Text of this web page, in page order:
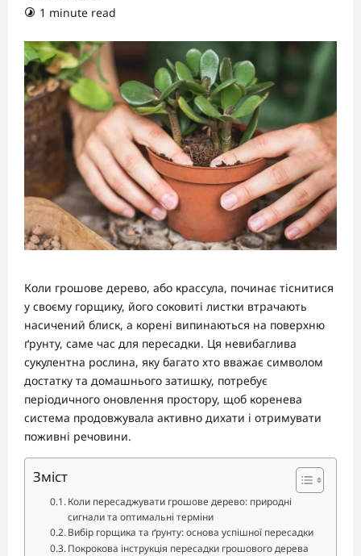
1 minute read
Коли грошове дерево, або крассула, починає тіснитися
у своєму горщику, його соковиті листки втрачають
насичений блиск, а корені випинаються на поверхню
ґрунту, саме час для пересадки. Ця невибаглива
сукулентна рослина, яку багато хто вважає символом
достатку та домашнього затишку, потребує
періодичного оновлення простору, щоб коренева
система продовжувала активно дихати і отримувати
поживні речовини.
Зміст
Коли пересаджувати грошове дерево: природні
сигнали та оптимальні терміни
Вибір горщика та ґрунту: основа успішної пересадки
Покрокова інструкція пересадки грошового дерева